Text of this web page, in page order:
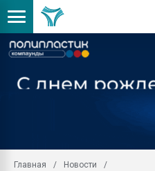
Главная
Новости